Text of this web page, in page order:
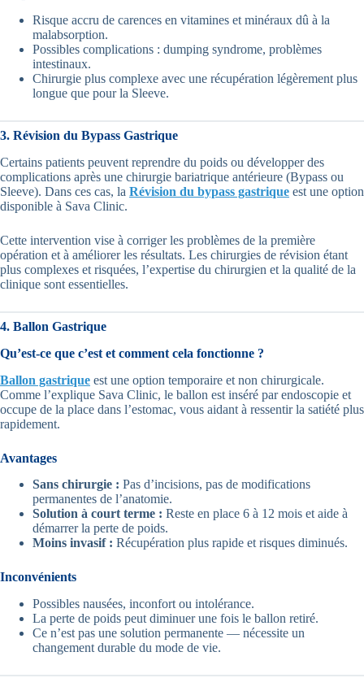
Risque accru de carences en vitamines et minéraux dû à la
malabsorption.
Possibles complications : dumping syndrome, problèmes
intestinaux.
Chirurgie plus complexe avec une récupération légèrement plus
longue que pour la Sleeve.
3. Révision du Bypass Gastrique
Certains patients peuvent reprendre du poids ou développer des
complications après une chirurgie bariatrique antérieure (Bypass ou
Sleeve). Dans ces cas, la Révision du bypass gastrique est une option
disponible à Sava Clinic.
Cette intervention vise à corriger les problèmes de la première
opération et à améliorer les résultats. Les chirurgies de révision étant
plus complexes et risquées, l’expertise du chirurgien et la qualité de la
clinique sont essentielles.
4. Ballon Gastrique
Qu’est-ce que c’est et comment cela fonctionne ?
Ballon gastrique est une option temporaire et non chirurgicale.
Comme l’explique Sava Clinic, le ballon est inséré par endoscopie et
occupe de la place dans l’estomac, vous aidant à ressentir la satiété plus
rapidement.
Avantages
Sans chirurgie : Pas d’incisions, pas de modifications
permanentes de l’anatomie.
Solution à court terme : Reste en place 6 à 12 mois et aide à
démarrer la perte de poids.
Moins invasif : Récupération plus rapide et risques diminués.
Inconvénients
Possibles nausées, inconfort ou intolérance.
La perte de poids peut diminuer une fois le ballon retiré.
Ce n’est pas une solution permanente — nécessite un
changement durable du mode de vie.